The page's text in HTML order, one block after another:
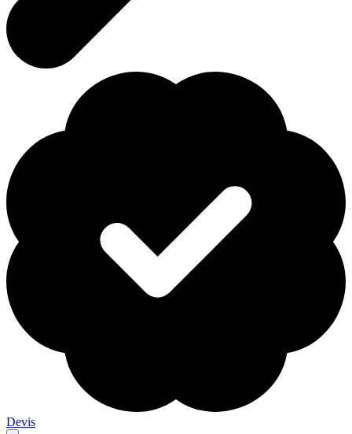
Devis